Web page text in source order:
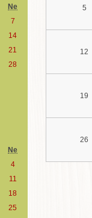
5
12
19
26
Ne
7
14
21
28
Ne
4
11
18
25